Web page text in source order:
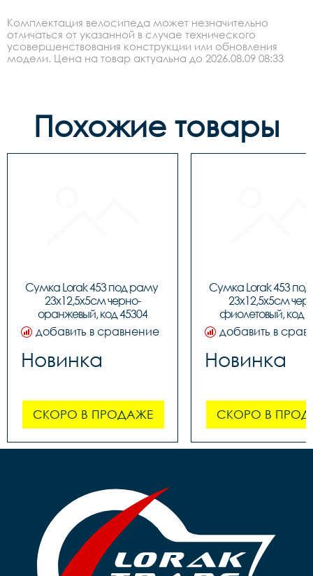
Комплектация велосипеда может незначительно
отличаться от указанной в случае технического
усовершенствования конструкции или обновления
модели. Цена на товар актуальна до 2026.08.09 08:33
Похожие товары
Сумка Lorak 453 под раму
23х12,5х5см черно-
оранжевый, код 45304
добавить в сравнение
Новинка
СКОРО В ПРОДАЖЕ
Сумка Lorak 453
23х12,5х5см
фиолетовый, код
добавить в
Новинка
СКОРО В